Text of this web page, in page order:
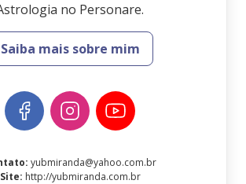
no Personare.
Saiba mais sobre mim
: yubmiranda@yahoo.com.br
Site: http://yubmiranda.com.br